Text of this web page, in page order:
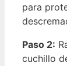
para
Paso 2:
cuchillo